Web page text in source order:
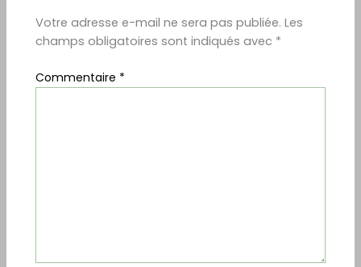
Votre adresse e-mail ne sera pas publiée. Les
champs obligatoires sont indiqués avec *
Commentaire *